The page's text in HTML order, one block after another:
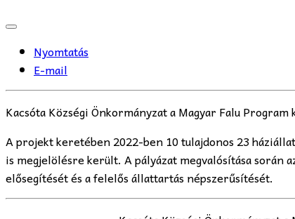
Nyomtatás
E-mail
Kacsóta Községi Önkormányzat a Magyar Falu
A projekt keretében 2022-ben 10 tulajdonos 23
is megjelölésre került. A pályázat megvalósítása során
elősegítését és a felelős állattartás népszerűsítését.